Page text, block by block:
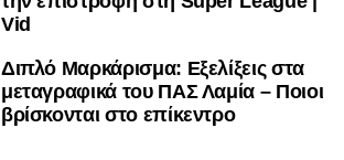
Vid
Διπλό Μαρκάρισμα: Εξελίξεις στα
μεταγραφικά του ΠΑΣ Λαμία – Ποιοι
βρίσκονται στο επίκεντρο